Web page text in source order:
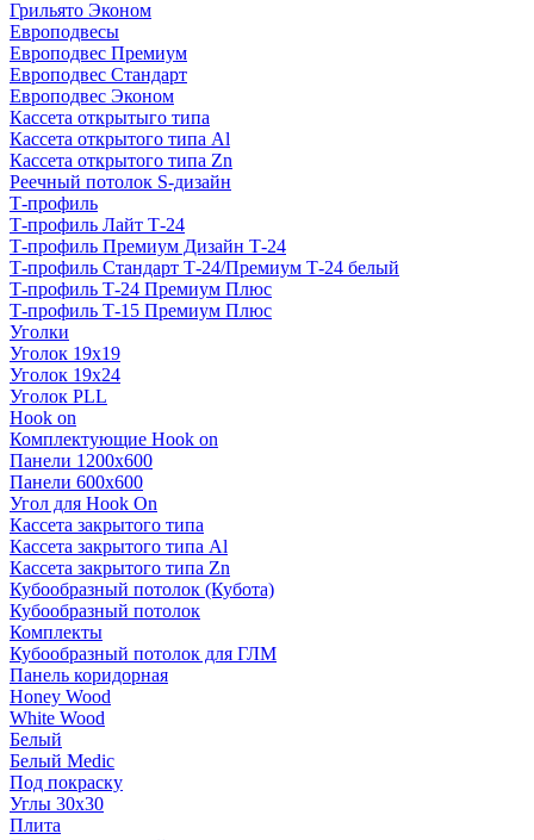
Грильято Эконом
Европодвесы
Европодвес Премиум
Европодвес Стандарт
Европодвес Эконом
Кассета открытыго типа
Кассета открытого типа Al
Кассета открытого типа Zn
Реечный потолок S-дизайн
Т-профиль
Т-профиль Лайт Т-24
Т-профиль Премиум Дизайн Т-24
Т-профиль Стандарт Т-24/Премиум Т-24 белый
Т-профиль Т-24 Премиум Плюс
Т-профиль Т-15 Премиум Плюс
Уголки
Уголок 19х19
Уголок 19х24
Уголок PLL
Hook on
Комплектующие Hook on
Панели 1200х600
Панели 600х600
Угол для Hook On
Кассета закрытого типа
Кассета закрытого типа Al
Кассета закрытого типа Zn
Кубообразный потолок (Кубота)
Кубообразный потолок
Комплекты
Кубообразный потолок для ГЛМ
Панель коридорная
Honey Wood
White Wood
Белый
Белый Medic
Под покраску
Углы 30х30
Плита